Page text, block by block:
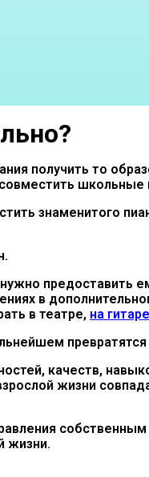
получить то
школьные
знаменитого
в
в театре, на гитаре
качеств,
жизни
жизни.